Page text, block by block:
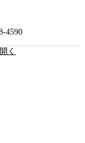
4590
く